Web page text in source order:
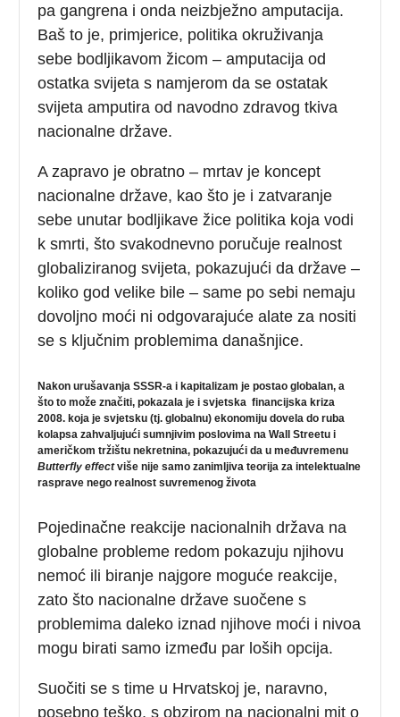
pa gangrena i onda neizbježno amputacija.
Baš to je, primjerice, politika okruživanja
sebe bodljikavom žicom – amputacija od
ostatka svijeta s namjerom da se ostatak
svijeta amputira od navodno zdravog tkiva
nacionalne države.
A zapravo je obratno – mrtav je koncept
nacionalne države, kao što je i zatvaranje
sebe unutar bodljikave žice politika koja vodi
k smrti, što svakodnevno poručuje realnost
globaliziranog svijeta, pokazujući da države –
koliko god velike bile – same po sebi nemaju
dovoljno moći ni odgovarajuće alate za nositi
se s ključnim problemima današnjice.
Nakon urušavanja SSSR-a i kapitalizam je postao globalan, a
što to može značiti, pokazala je i svjetska financijska kriza
2008. koja je svjetsku (tj. globalnu) ekonomiju dovela do ruba
kolapsa zahvaljujući sumnjivim poslovima na Wall Streetu i
američkom tržištu nekretnina, pokazujući da u međuvremenu
Butterfly effectviše nije samo zanimljiva teorija za intelektualne
rasprave nego realnost suvremenog života
Pojedinačne reakcije nacionalnih država na
globalne probleme redom pokazuju njihovu
nemoć ili biranje najgore moguće reakcije,
zato što nacionalne države suočene s
problemima daleko iznad njihove moći i nivoa
mogu birati samo između par loših opcija.
Suočiti se s time u Hrvatskoj je, naravno,
posebno teško, s obzirom na nacionalni mit o